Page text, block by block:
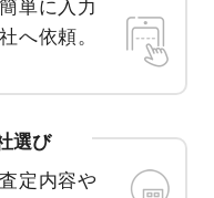
単に入力
へ依頼。
選び
定内容や